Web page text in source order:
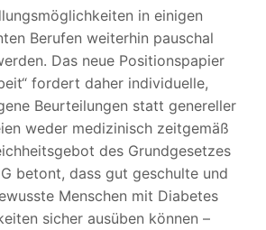
in einigen
Berufen weiterhin pauschal
Das neue Positionspapier
fordert daher individuelle,
Beurteilungen statt genereller
weder medizinisch zeitgemäß
des Grundgesetzes
betont, dass gut geschulte und
Menschen mit Diabetes
sicher ausüben können –